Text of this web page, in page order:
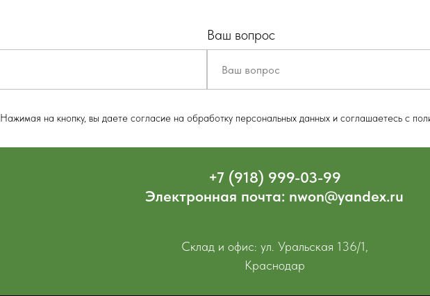
Ваш вопрос
Нажимая на кнопку, вы даете согласие на обработку персональных данных и соглашаетесь c
+7 (918) 999-03-99
Электронная почта: nwon@yandex.ru
Склад и офис: ул. Уральская 136/1,
Краснодар